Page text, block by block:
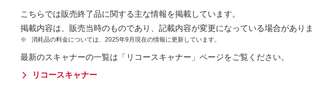
こちらでは販売終了品に関する主な情報を掲載しています。
掲載内容は、販売当時のものであり、記載内容が変更になっている場合があり
※ 消耗品の料金については、2025年9月現在の情報に更新しています。
最新のスキャナーの一覧は「リコースキャナー」ページをご覧ください。
リコースキャナー